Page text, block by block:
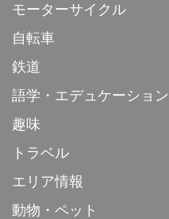
モーターサイクル
自転車
鉄道
語学・エデュケーション
趣味
トラベル
エリア情報
動物・ペット